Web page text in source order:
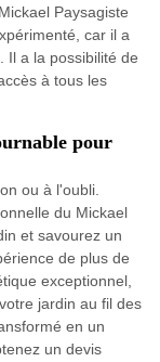
Paysagiste
car il a
Il a la possibilité de
à tous les
pour
ou à l'oubli.
du Mickael
et savourez un
de plus de
exceptionnel,
jardin au fil des
en un
un devis